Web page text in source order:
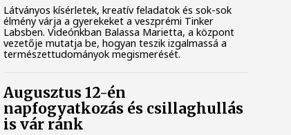
Látványos kísérletek, kreatív feladatok és sok-sok
élmény várja a gyerekeket a veszprémi Tinker
Labsben. Videónkban Balassa Marietta, a központ
vezetője mutatja be, hogyan teszik izgalmassá a
természettudományok megismerését.
Augusztus 12-én
napfogyatkozás és csillaghullás
is vár ránk